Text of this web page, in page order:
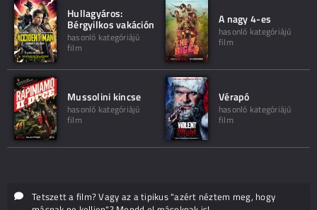
Hullagyáros:
Bérgyilkos vakáción
hasonló kategóriájú
film
A nagy 4-es
hasonló kategóriájú
film
Mussolini kincse
hasonló kategóriájú
film
Vérapó
hasonló kategóriájú
film
Tetszett a film? Vagy az a tipikus "azért néztem meg, hogy